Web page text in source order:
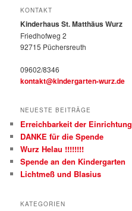
KONTAKT
Kinderhaus St. Matthäus Wurz
Friedhofweg 2
92715 Püchersreuth
09602/8346
kontakt@kindergarten-wurz.de
NEUESTE BEITRÄGE
Erreichbarkeit der Einrichtung
DANKE für die Spende
Wurz Helau !!!!!!!!
Spende an den Kindergarten
Lichtmeß und Blasius
KATEGORIEN